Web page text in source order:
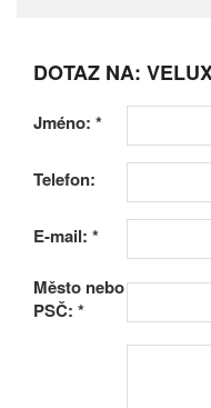
DOTAZ NA:
Jméno: *
Telefon:
E-mail: *
Město nebo
PSČ: *